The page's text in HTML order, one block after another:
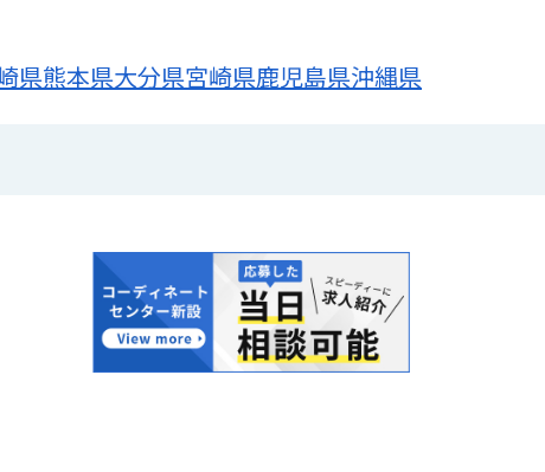
県熊本県大分県宮崎県鹿児島県沖縄県